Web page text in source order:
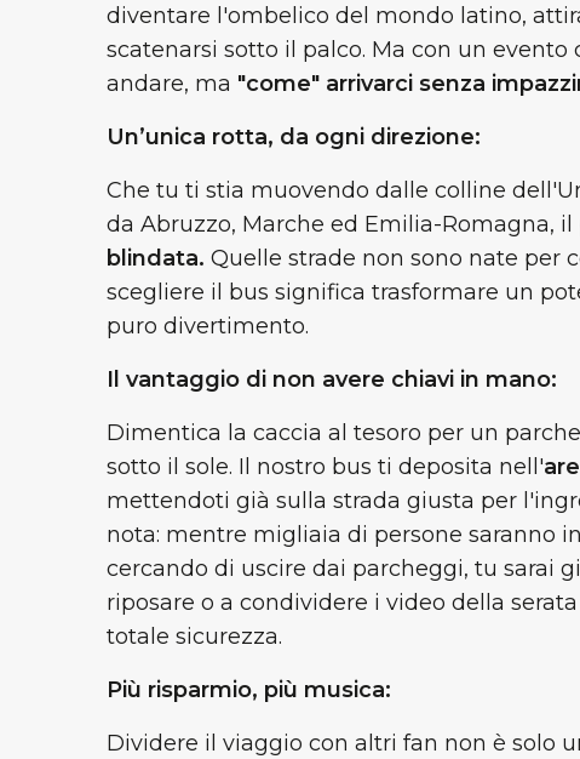
diventare l'ombelico del mondo latino,
scatenarsi sotto il palco. Ma con un evento
andare, ma "come" arrivarci senza
Un’unica rotta, da ogni direzione:
Che tu ti stia muovendo dalle colline
da Abruzzo, Marche ed Emilia-Romagna, il
blindata. Quelle strade non sono nate per
scegliere il bus significa trasformare un
puro divertimento.
Il vantaggio di non avere chiavi in mano:
Dimentica la caccia al tesoro per un
sotto il sole. Il nostro bus ti deposita nell'
mettendoti già sulla strada giusta per
nota: mentre migliaia di persone saranno
cercando di uscire dai parcheggi, tu sarai
riposare o a condividere i video della
totale sicurezza.
Più risparmio, più musica:
Dividere il viaggio con altri fan non è solo